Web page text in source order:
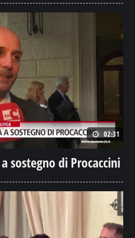
02:31
sostegno di Procaccini